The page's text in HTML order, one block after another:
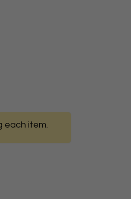
each item.